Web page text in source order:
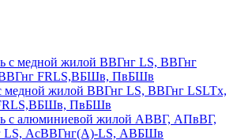
медной жилой ВВГнг LS, ВВГнг LSLTx,
ПвБШв